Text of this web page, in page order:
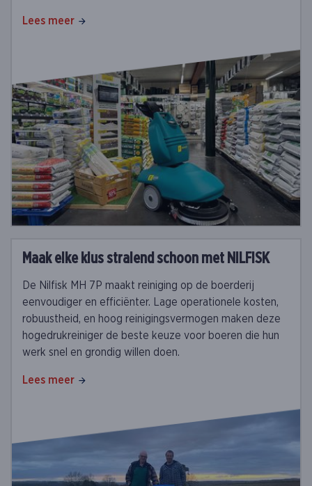
Lees meer
Maak elke klus stralend schoon met NILFISK
De Nilfisk MH 7P maakt reiniging op de boerderij
eenvoudiger en efficiënter. Lage operationele kosten,
robuustheid, en hoog reinigingsvermogen maken deze
hogedrukreiniger de beste keuze voor boeren die hun
werk snel en grondig willen doen.
Lees meer